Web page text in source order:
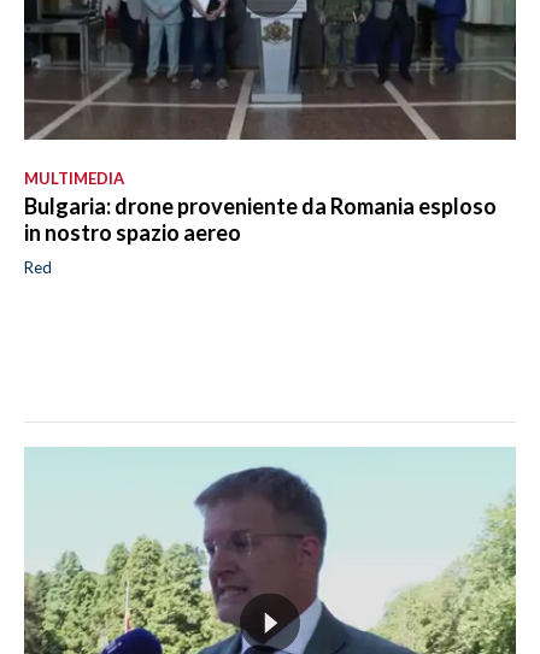
MULTIMEDIA
Bulgaria: drone proveniente da Romania esploso
in nostro spazio aereo
Red